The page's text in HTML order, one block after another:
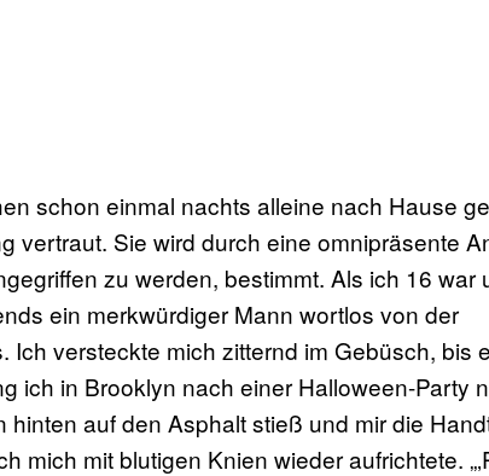
schon einmal nachts alleine nach Hause
vertraut. Sie wird durch eine omnipräsente
zu werden, bestimmt. Als ich 16 war
ein merkwürdiger Mann wortlos von der
Ich versteckte mich zitternd im Gebüsch, bis
ich in Brooklyn nach einer Halloween-Party
hinten auf den Asphalt stieß und mir die
mich mit blutigen Knien wieder aufrichtete.